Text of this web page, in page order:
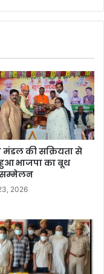
मंडल की सक्रियता से
भाजपा का बूथ
सम्मेलन
2026